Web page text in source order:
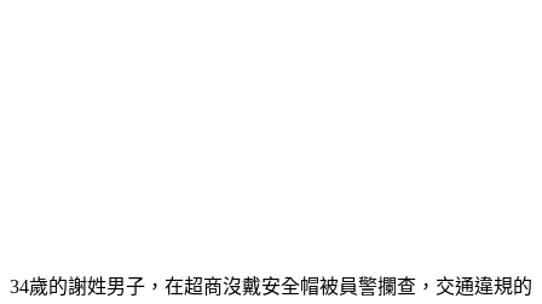
罰單都還來不及開，警方就查出他因為毒品案及違反廢棄物清